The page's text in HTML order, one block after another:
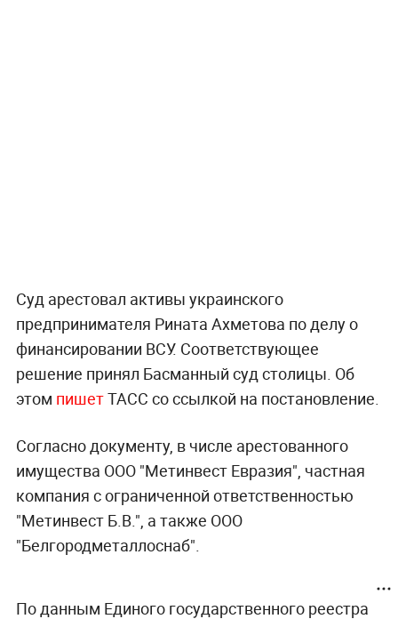
Суд арестовал активы украинского
предпринимателя Рината Ахметова по делу о
финансировании ВСУ. Соответствующее
решение принял Басманный суд столицы. Об
этом пишетТАСС со ссылкой на постановление.
Согласно документу, в числе арестованного
имущества ООО "Метинвест Евразия", частная
компания с ограниченной ответственностью
"Метинвест Б.В.", а также ООО
"Белгородметаллоснаб".
По данным Единого государственного реестра